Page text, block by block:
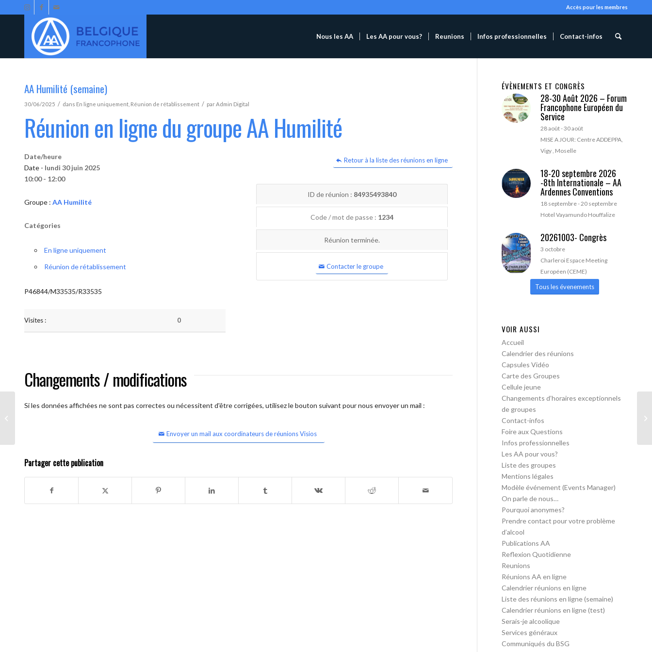
Accès pour les membres
Nous les AA Les AA pour vous? Reunions Infos professionnelles Contact-infos
AA Humilité (semaine)
30/06/2025 / dans En ligne uniquement Réunion de rétablissement / parAdmin Digital
Réunion en ligne du groupe AA Humilité
Retour à la liste des réunions en ligne
Date/heure
Date - lundi 30 juin 2025
10:00 - 12:00
Groupe : AA Humilité
Catégories
En ligne uniquement
Réunion de rétablissement
P46844/M33535/R33535
Visites : 0
ID de réunion : 84935493840
Code / mot de passe : 1234
Réunion terminée.
Contacter le groupe
Changements / modifications
Si les données affichées ne sont pas correctes ou nécessitent d'être corrigées, utilisez le bouton suivant pour nous envoyer un mail :
Envoyer un mail aux coordinateurs de réunions Visios
Partager cette publication
ÉVÈNEMENTS ET CONGRÈS
28-30 Août 2026 – Forum
Francophone Européen du
Service
28 août-30 août
MISE A JOUR: Centre ADDEPPA,
Vigy , Moselle
18-20 septembre 2026
-8th Internationale – AA
Ardennes Conventions
18 septembre-20 septembre
Hotel Vayamundo Houffalize
20261003- Congrès
3 octobre
Charleroi Espace Meeting
Européen (CEME)
Tous les évenements
VOIR AUSSI
Accueil
Calendrier des réunions
Capsules Vidéo
Carte des Groupes
Cellule jeune
Changements d’horaires exceptionnels
de groupes
Contact-infos
Foire aux Questions
Infos professionnelles
Les AA pour vous?
Liste des groupes
Mentions légales
Modèle événement (Events Manager)
On parle de nous…
Pourquoi anonymes?
Prendre contact pour votre problème
d’alcool
Publications AA
Reflexion Quotidienne
Reunions
Réunions AA en ligne
Calendrier réunions en ligne
Liste des réunions en ligne (semaine)
Calendrier réunions en ligne (test)
Serais-je alcoolique
Services généraux
Communiqués du BSG